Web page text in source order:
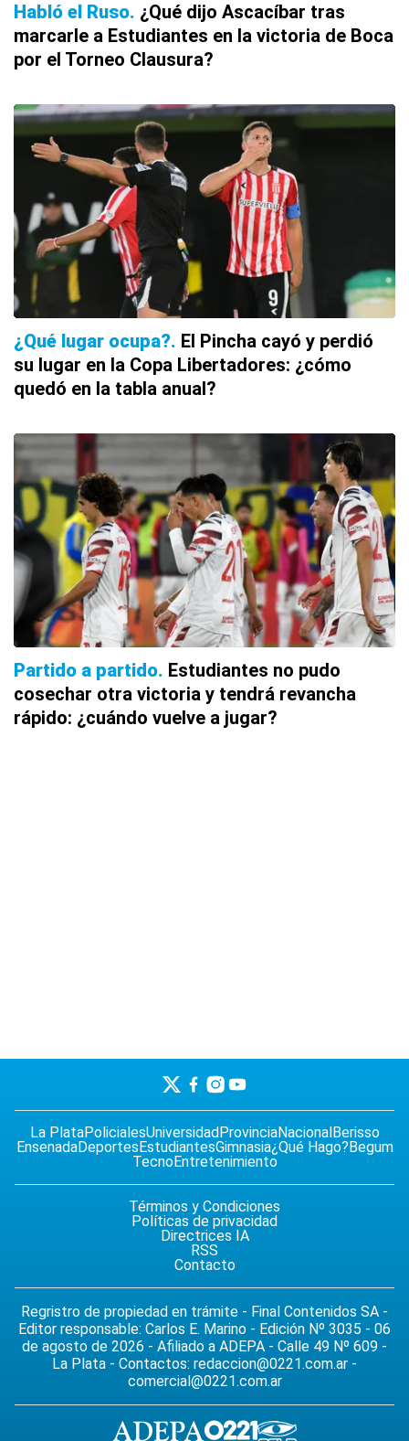
Habló el Ruso ¿Qué dijo Ascacíbar tras
marcarle a Estudiantes en la victoria de Boca
por el Torneo Clausura?
¿Qué lugar ocupa? El Pincha cayó y perdió
su lugar en la Copa Libertadores: ¿cómo
quedó en la tabla anual?
Partido a partido Estudiantes no pudo
cosechar otra victoria y tendrá revancha
rápido: ¿cuándo vuelve a jugar?
La PlataPolicialesUniversidad ProvinciaNacional Berisso
EnsenadaDeportes EstudiantesGimnasia¿Qué Hago? Begum
TecnoEntretenimiento
Términos y Condiciones
Políticas de privacidad
Directrices IA
RSS
Contacto
Regristro de propiedad en trámite - Final Contenidos SA -
Editor responsable: Carlos E. Marino - Edición Nº 3035 - 06
de agosto de 2026 - Afiliado a ADEPA - Calle 49 Nº 609 -
La Plata - Contactos: redaccion@0221.com.ar -
comercial@0221.com.ar